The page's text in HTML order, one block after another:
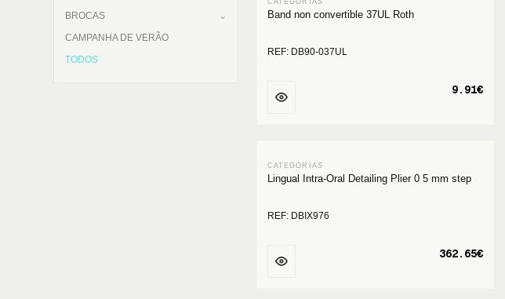
BROCAS
CAMPANHA DE VERÃO
TODOS
Band non convertible 37UL Roth
REF: DB90-037UL
9.91€
Lingual Intra-Oral Detailing Plier 0 5 mm step
REF: DBIX976
362.65€